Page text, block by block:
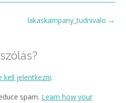
lakaskampany_tudnivalo →
kell jelentkezni.
spam. Learn how your